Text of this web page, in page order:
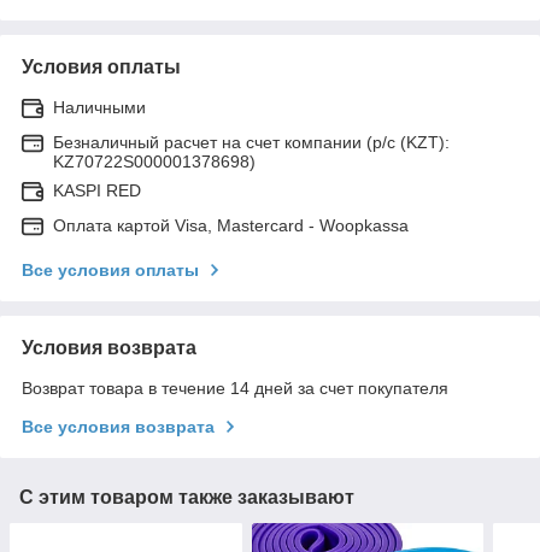
Условия оплаты
Наличными
Безналичный расчет на счет компании (р/с (KZT):
KZ70722S000001378698)
KASPI RED
Оплата картой Visa, Mastercard - Woopkassa
Все условия оплаты
Условия возврата
Возврат товара в течение 14 дней за счет покупателя
Все условия возврата
С этим товаром также заказывают